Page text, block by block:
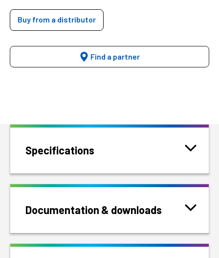
Buy from a distributor
Find a partner
Specifications
Documentation & downloads